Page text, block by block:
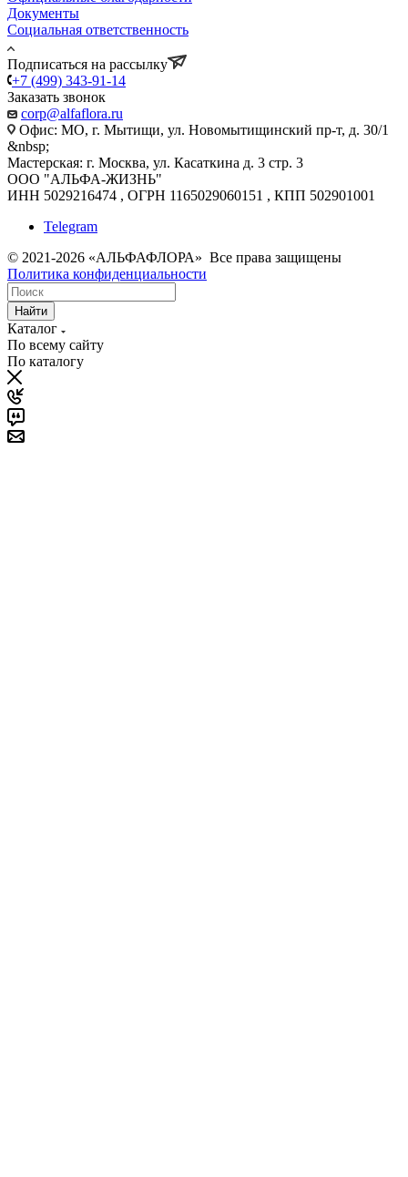
Документы
Социальная ответственность
Подписаться на рассылку
+7 (499) 343-91-14
Заказать звонок
corp@alfaflora.ru
Офис: МО, г. Мытищи, ул. Новомытищинский пр-т, д. 30/1
&nbsp;
Мастерская: г. Москва, ул. Касаткина д. 3 стр. 3
ООО "АЛЬФА-ЖИЗНЬ"
ИНН 5029216474 , ОГРН 1165029060151 , КПП 502901001
Telegram
© 2021-2026 «АЛЬФАФЛОРА» Все права защищены
Политика конфиденциальности
Найти
Каталог
По всему сайту
По каталогу